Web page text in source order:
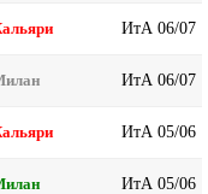
ИтА 06/07
ИтА 06/07
ИтА 05/06
ИтА 05/06